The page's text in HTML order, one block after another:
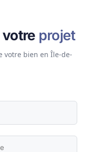
projet
votre bien en Île-de-